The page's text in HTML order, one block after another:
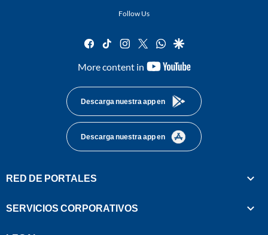
Follow Us
facebook
tiktok instagram
twitterwhatsapp
google
More content in
youtube-
Descarga nuestra app en
Descarga nuestra app en
RED DE PORTALES
SERVICIOS CORPORATIVOS